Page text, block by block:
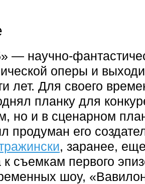
— научно-
оперы и
лет. Для своего
планку для
но и в сценарном
продуман его
, заранее,
к съемкам первого
шоу,